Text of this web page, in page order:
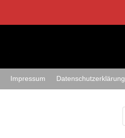
Impressum Datenschutzerklärung